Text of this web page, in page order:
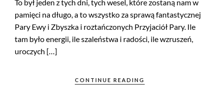
To był jeden z tych dni, tych wesel, które zostaną nam w
pamięci na długo, a to wszystko za sprawą fantastycznej
Pary Ewy i Zbyszka i roztańczonych Przyjaciół Pary. Ile
tam było energii, ile szaleństwa i radości, ile wzruszeń,
uroczych […]
CONTINUE READING